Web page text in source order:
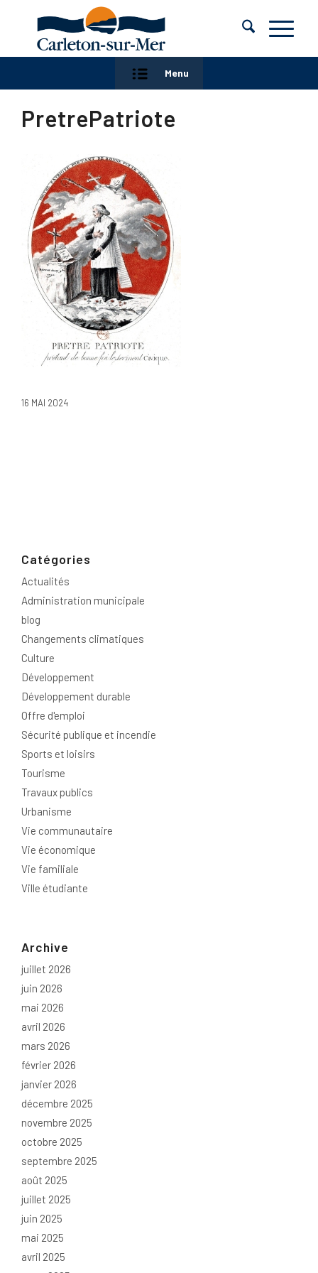
Menu
PretrePatriote
16 MAI 2024
Catégories
Actualités
Administration municipale
blog
Changements climatiques
Culture
Développement
Développement durable
Offre d'emploi
Sécurité publique et incendie
Sports et loisirs
Tourisme
Travaux publics
Urbanisme
Vie communautaire
Vie économique
Vie familiale
Ville étudiante
Archive
juillet 2026
juin 2026
mai 2026
avril 2026
mars 2026
février 2026
janvier 2026
décembre 2025
novembre 2025
octobre 2025
septembre 2025
août 2025
juillet 2025
juin 2025
mai 2025
avril 2025